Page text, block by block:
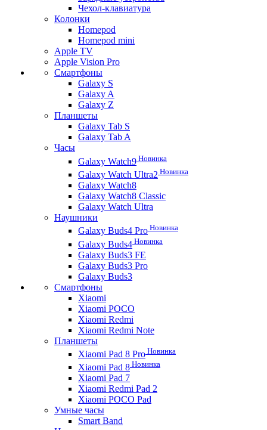
Чехол-клавиатура
Колонки
Homepod
Homepod mini
Apple TV
Apple Vision Pro
Смартфоны
Galaxy S
Galaxy A
Galaxy Z
Планшеты
Galaxy Tab S
Galaxy Tab A
Часы
Galaxy Watch9 Новинка
Galaxy Watch Ultra2 Новинка
Galaxy Watch8
Galaxy Watch8 Classic
Galaxy Watch Ultra
Наушники
Galaxy Buds4 Pro Новинка
Galaxy Buds4 Новинка
Galaxy Buds3 FE
Galaxy Buds3 Pro
Galaxy Buds3
Смартфоны
Xiaomi
Xiaomi POCO
Xiaomi Redmi
Xiaomi Redmi Note
Планшеты
Xiaomi Pad 8 Pro Новинка
Xiaomi Pad 8 Новинка
Xiaomi Pad 7
Xiaomi Redmi Pad 2
Xiaomi POCO Pad
Умные часы
Smart Band